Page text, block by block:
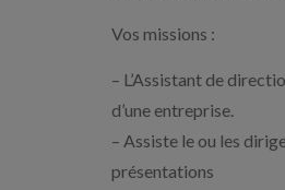
Vos missions :
– L’Assistant de
d’une entreprise.
– Assiste le ou les
présentations